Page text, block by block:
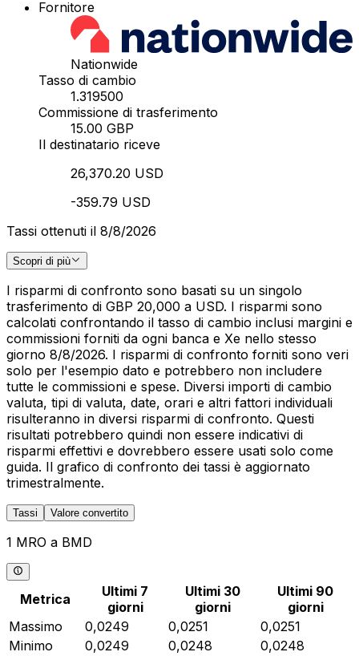
Fornitore
Nationwide
Tasso di cambio
1.319500
Commissione di trasferimento
15.00 GBP
Il destinatario riceve
26,370.20 USD
-359.79 USD
Tassi ottenuti il 8/8/2026
Scopri di più
I risparmi di confronto sono basati su un singolo
trasferimento di GBP 20,000 a USD. I risparmi sono
calcolati confrontando il tasso di cambio inclusi margini e
commissioni forniti da ogni banca e Xe nello stesso
giorno 8/8/2026. I risparmi di confronto forniti sono veri
solo per l'esempio dato e potrebbero non includere
tutte le commissioni e spese. Diversi importi di cambio
valuta, tipi di valuta, date, orari e altri fattori individuali
risulteranno in diversi risparmi di confronto. Questi
risultati potrebbero quindi non essere indicativi di
risparmi effettivi e dovrebbero essere usati solo come
guida. Il grafico di confronto dei tassi è aggiornato
trimestralmente.
Tassi Valore convertito
1 MRO a BMD
Metrica
Ultimi 7
giorni
Ultimi 30
giorni
Ultimi 90
giorni
Massimo
0,0249 0,0251
0,0251
Minimo
0,0249 0,0248
0,0248